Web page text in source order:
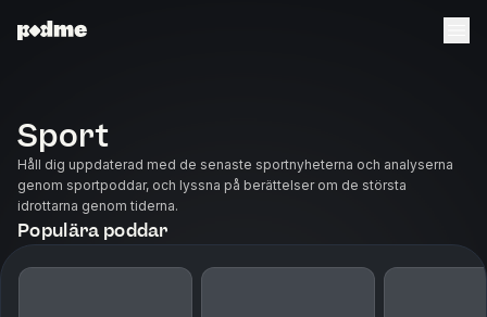
Sport
Håll dig uppdaterad med de senaste sportnyheterna och analyserna
genom sportpoddar, och lyssna på berättelser om de största
idrottarna genom tiderna.
Populära poddar